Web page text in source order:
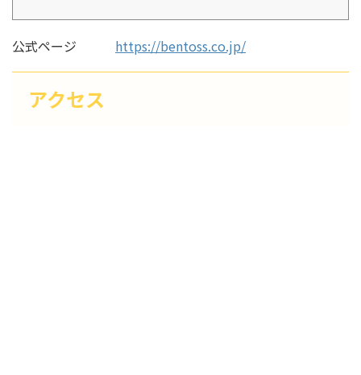
公式ページ https://bentoss.co.jp/
アクセス